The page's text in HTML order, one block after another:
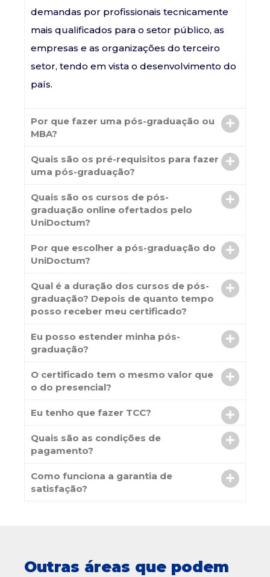
demandas por profissionais tecnicamente
mais qualificados para o setor público, as
empresas e as organizações do terceiro
setor, tendo em vista o desenvolvimento do
país.
Por que fazer uma pós-graduação ou
MBA?
Quais são os pré-requisitos para fazer
uma pós-graduação?
Quais são os cursos de pós-
graduação online ofertados pelo
UniDoctum?
Por que escolher a pós-graduação do
UniDoctum?
Qual é a duração dos cursos de pós-
graduação? Depois de quanto tempo
posso receber meu certificado?
Eu posso estender minha pós-
graduação?
O certificado tem o mesmo valor que
o do presencial?
Eu tenho que fazer TCC?
Quais são as condições de
pagamento?
Como funciona a garantia de
satisfação?
Outras áreas que podem